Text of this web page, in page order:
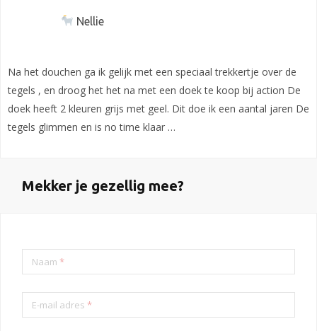
Nellie
Na het douchen ga ik gelijk met een speciaal trekkertje over de
tegels , en droog het het na met een doek te koop bij action De
doek heeft 2 kleuren grijs met geel. Dit doe ik een aantal jaren De
tegels glimmen en is no time klaar …
Mekker je gezellig mee?
Naam *
E-mail adres *